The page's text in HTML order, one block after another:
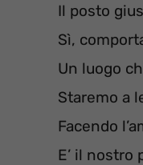
Il posto
Sì,
Un luogo
Staremo a
Facendo
E’ il nostro